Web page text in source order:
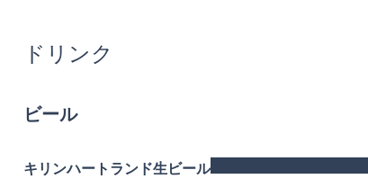
ドリンク
ビール
キリンハートランド生ビール